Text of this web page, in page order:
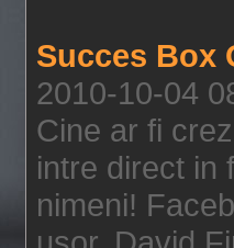
Succes Box
2010-10-04
Cine ar fi
intre direct in
nimeni!